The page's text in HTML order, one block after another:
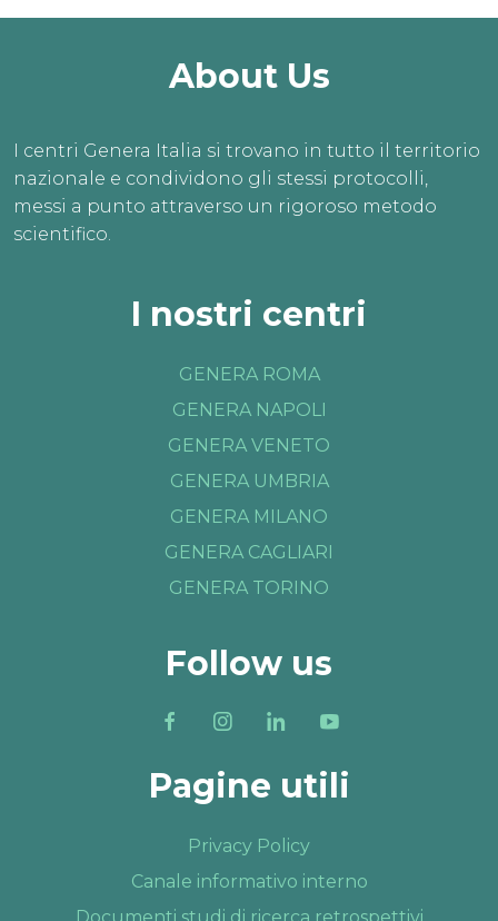
About Us
I centri Genera Italia si trovano in tutto il territorio
nazionale e condividono gli stessi protocolli,
messi a punto attraverso un rigoroso metodo
scientifico.
I nostri centri
GENERA ROMA
GENERA NAPOLI
GENERA VENETO
GENERA UMBRIA
GENERA MILANO
GENERA CAGLIARI
GENERA TORINO
Follow us
Pagine utili
Privacy Policy
Canale informativo interno
Documenti studi di ricerca retrospettivi